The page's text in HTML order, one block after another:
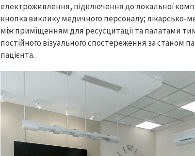
електроживлення, підключення до локальної
кнопка виклику медичного персоналу;
між приміщенням для ресусцитації та палатами
постійного візуального спостереження за станом
пацієнта.